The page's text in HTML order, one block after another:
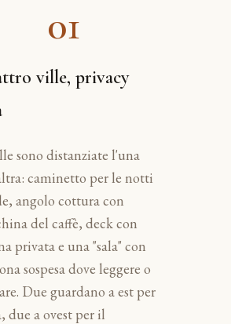
01
ville, privacy
sono distanziate l'una
caminetto per le notti
angolo cottura con
del caffè, deck con
privata e una "sala" con
sospesa dove leggere o
Due guardano a est per
due a ovest per il